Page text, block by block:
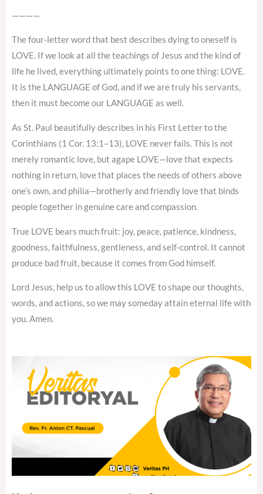
————
The four-letter word that best describes dying to oneself is
LOVE. If we look at all the teachings of Jesus and the kind of
life he lived, everything ultimately points to one thing: LOVE.
It is the LANGUAGE of God, and if we are truly his servants,
then it must become our LANGUAGE as well.
As St. Paul beautifully describes in his First Letter to the
Corinthians (1 Cor. 13:1–13), LOVE never fails. This is not
merely romantic love, but agape LOVE—love that expects
nothing in return, love that places the needs of others above
one’s own, and philia—brotherly and friendly love that binds
people together in genuine care and compassion.
True LOVE bears much fruit: joy, peace, patience, kindness,
goodness, faithfulness, gentleness, and self-control. It cannot
produce bad fruit, because it comes from God himself.
Lord Jesus, help us to allow this LOVE to shape our thoughts,
words, and actions, so we may someday attain eternal life with
you. Amen.